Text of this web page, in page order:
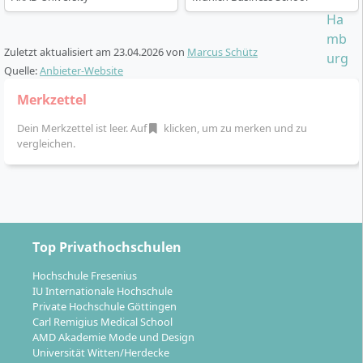
Dadurch bleibt das Studium mit einer
Präsenzphasen
Unterrichtssprache:
Integrierte Auslandsmodule:Aufenthalte z. B. an
der University of California Riverside (USA), Indian
Institute of Management (Indien) und Woosong
Potenzialanalysen, Karriereberatung und
Führungskräftecoaching
Flexible Zusatzangebote:
Zusatzkurse mit Extra-Zertifikat
Optionaler Doppelabschluss
zweiten MBA an der City University of Seattle (USA)
möglich
Zuletzt aktualisiert am 23.04.2026von Marcus Schütz
Quelle:Anbieter-Website
Merkzettel
Dein Merkzettel ist leer. Auf
klicken, um zu merken und zu
vergleichen.
Top Privathochschulen
Hochschule Fresenius
IU Internationale Hochschule
Private Hochschule Göttingen
Carl Remigius Medical School
AMD Akademie Mode und Design
Universität Witten/Herdecke